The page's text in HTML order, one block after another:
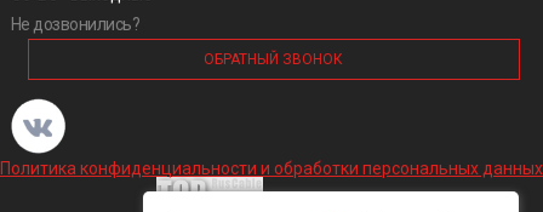
Не дозвонились?
ОБРАТНЫЙ ЗВОНОК
Политика конфиденциальности и обработки персональных данных